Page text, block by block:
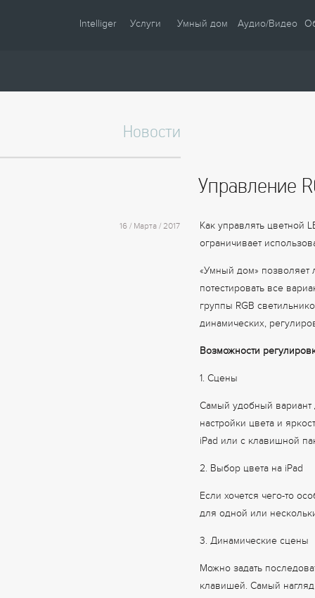
Intelliger
Партнеры
Услуги
Монтаж
Настройка
Умный дом
Управление
Климат
Аудио / Видео
Энергосбережение
Аудио/Видео
Новости
Управление
16 / Марта / 2017
Как управлять цветной
ограничивает
«Умный дом» позволяет
потестировать все
группы RGB
динамических,
Возможности
1. Сцены
Самый удобный вариант
настройки цвета и
iPad или с клавишной
2. Выбор цвета на iPad
Если хочется чего-то
для одной или
3. Динамические сцены
Можно задать
клавишей. Самый